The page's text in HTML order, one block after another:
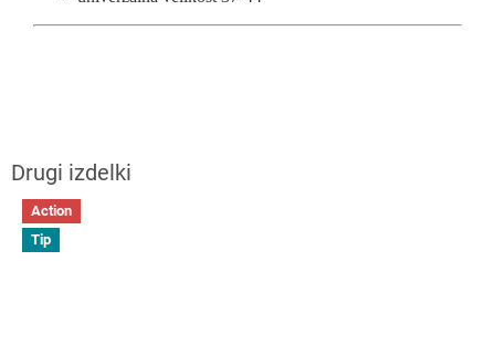
Action
Tip